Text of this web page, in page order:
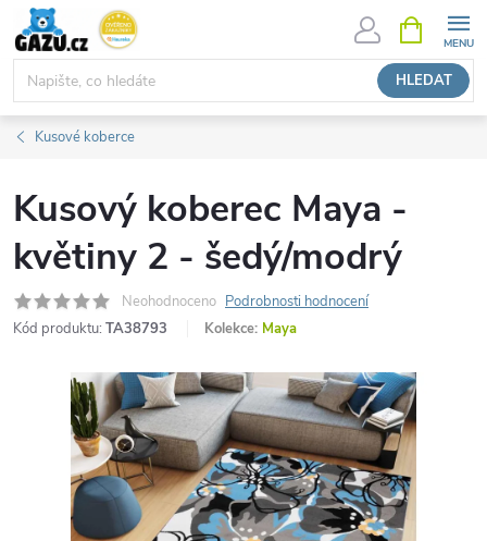
Přejít
obsah
HLEDAT
NÁKUPNÍ
KOŠÍK
Kusové koberce
Kusový koberec Maya -
květiny 2 - šedý/modrý
Neohodnoceno Podrobnosti hodnocení
Kód produktu: TA38793 Kolekce: Maya